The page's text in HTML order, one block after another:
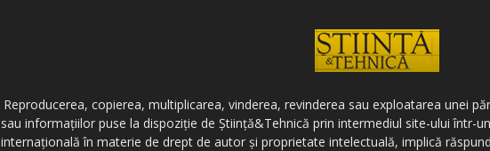
Reproducerea, copierea, multiplicarea, vinderea, revinderea sau exploatarea unei
sau informațiilor puse la dispoziție de Știință&Tehnică prin intermediul site-ului într-
internațională în materie de drept de autor și proprietate intelectuală, implică